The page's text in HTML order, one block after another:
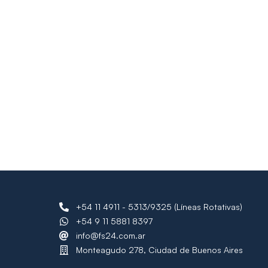
+54 11 4911 - 5313/9325 (Líneas Rotativas)
+54 9 11 5881 8397
info@fs24.com.ar
Monteagudo 278, Ciudad de Buenos Aires